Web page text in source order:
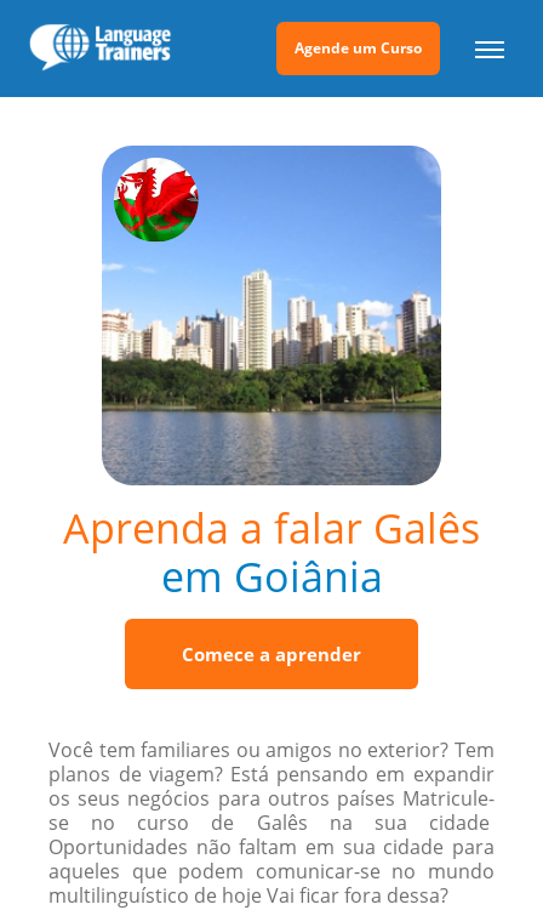
Agende um Curso
Aprenda a falar Galês
em Goiânia
Comece a aprender
Você tem familiares ou amigos no exterior? Tem
planos de viagem? Está pensando em expandir
os seus negócios para outros países Matricule-
se no curso de Galês na sua cidade
Oportunidades não faltam em sua cidade para
aqueles que podem comunicar-se no mundo
multilinguístico de hoje Vai ficar fora dessa?